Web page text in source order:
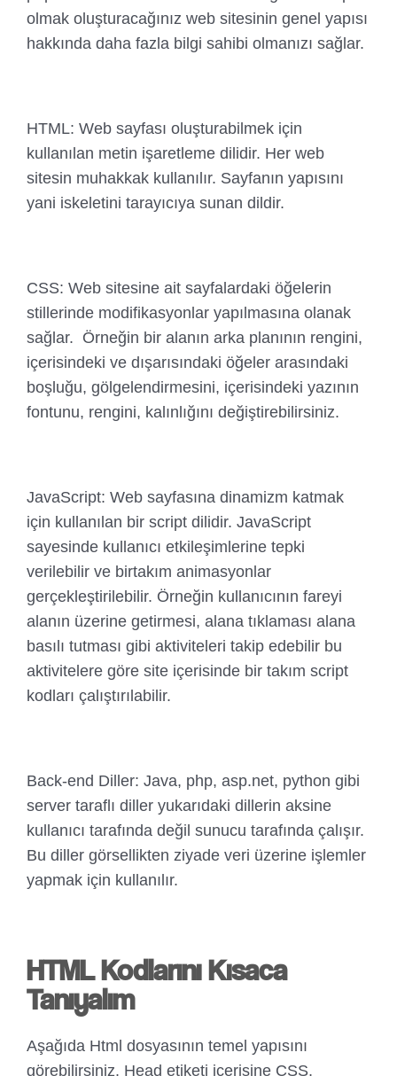
olmak oluşturacağınız web sitesinin genel yapısı
hakkında daha fazla bilgi sahibi olmanızı sağlar.
HTML: Web sayfası oluşturabilmek için
kullanılan metin işaretleme dilidir. Her web
sitesin muhakkak kullanılır. Sayfanın yapısını
yani iskeletini tarayıcıya sunan dildir.
CSS: Web sitesine ait sayfalardaki öğelerin
stillerinde modifikasyonlar yapılmasına olanak
sağlar. Örneğin bir alanın arka planının rengini,
içerisindeki ve dışarısındaki öğeler arasındaki
boşluğu, gölgelendirmesini, içerisindeki yazının
fontunu, rengini, kalınlığını değiştirebilirsiniz.
JavaScript: Web sayfasına dinamizm katmak
için kullanılan bir script dilidir. JavaScript
sayesinde kullanıcı etkileşimlerine tepki
verilebilir ve birtakım animasyonlar
gerçekleştirilebilir. Örneğin kullanıcının fareyi
alanın üzerine getirmesi, alana tıklaması alana
basılı tutması gibi aktiviteleri takip edebilir bu
aktivitelere göre site içerisinde bir takım script
kodları çalıştırılabilir.
Back-end Diller: Java, php, asp.net, python gibi
server taraflı diller yukarıdaki dillerin aksine
kullanıcı tarafında değil sunucu tarafında çalışır.
Bu diller görsellikten ziyade veri üzerine işlemler
yapmak için kullanılır.
HTML Kodlarını Kısaca
Tanıyalım
Aşağıda Html dosyasının temel yapısını
görebilirsiniz. Head etiketi içerisine CSS,